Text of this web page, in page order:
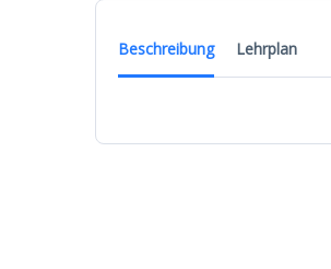
Beschreibung Lehrplan